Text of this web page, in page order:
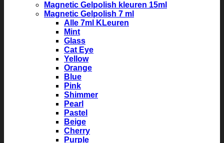
Magnetic Gelpolish kleuren 15ml
Magnetic Gelpolish 7 ml
Alle 7ml KLeuren
Mint
Glass
Cat Eye
Yellow
Orange
Blue
Pink
Shimmer
Pearl
Pastel
Beige
Cherry
Purple